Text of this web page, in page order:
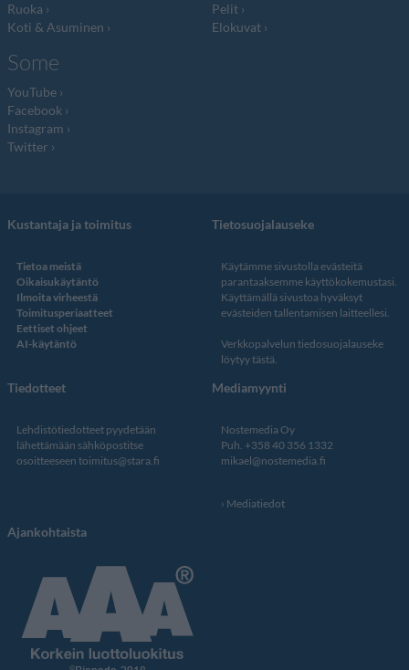
Ruoka
Koti & Asuminen
Pelit
Elokuvat
Some
YouTube
Facebook
Instagram
Twitter
Kustantaja ja toimitus
Tietoa meistä
Oikaisukäytäntö
Ilmoita virheestä
Toimitusperiaatteet
Eettiset ohjeet
AI-käytäntö
Tietosuojalauseke
Käytämme sivustolla evästeitä
parantaaksemme käyttökokemustasi.
Käyttämällä sivustoa hyväksyt
evästeiden tallentamisen laitteellesi.
Verkkopalvelun tiedosuojalauseke
löytyy tästä.
Tiedotteet
Lehdistötiedotteet pyydetään
lähettämään sähköpostitse
osoitteeseen toimitus@stara.fi
Mediamyynti
Nostemedia Oy
Puh. +358 40 356 1332
mikael@nostemedia.fi
Mediatiedot
Ajankohtaista